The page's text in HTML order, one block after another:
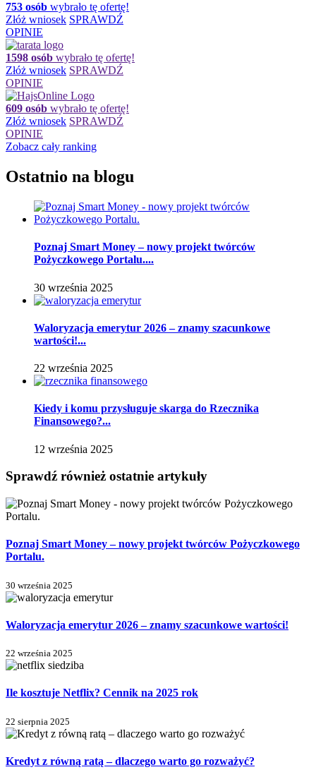
753 osób wybrało tę ofertę!
Złóż wniosek SPRAWDŹ
OPINIE
1598 osób wybrało tę ofertę!
Złóż wniosek SPRAWDŹ
OPINIE
609 osób wybrało tę ofertę!
Złóż wniosek SPRAWDŹ
OPINIE
Zobacz cały ranking
Ostatnio na blogu
Poznaj Smart Money – nowy projekt twórców
Pożyczkowego Portalu....
30 września 2025
Waloryzacja emerytur 2026 – znamy szacunkowe
wartości!...
22 września 2025
Kiedy i komu przysługuje skarga do Rzecznika
Finansowego?...
12 września 2025
Sprawdź również ostatnie artykuły
Poznaj Smart Money – nowy projekt twórców Pożyczkowego
Portalu.
30 września 2025
Waloryzacja emerytur 2026 – znamy szacunkowe wartości!
22 września 2025
Ile kosztuje Netflix? Cennik na 2025 rok
22 sierpnia 2025
Kredyt z równą ratą – dlaczego warto go rozważyć?